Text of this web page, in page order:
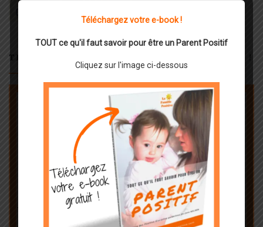
TÉLÉCHARGEZ GRATUITEMENT VOTRE E-BOOK !
Téléchargez votre e-book !
TOUT ce qu'il faut savoir pour être un Parent Positif
Cliquez sur l'image ci-dessous